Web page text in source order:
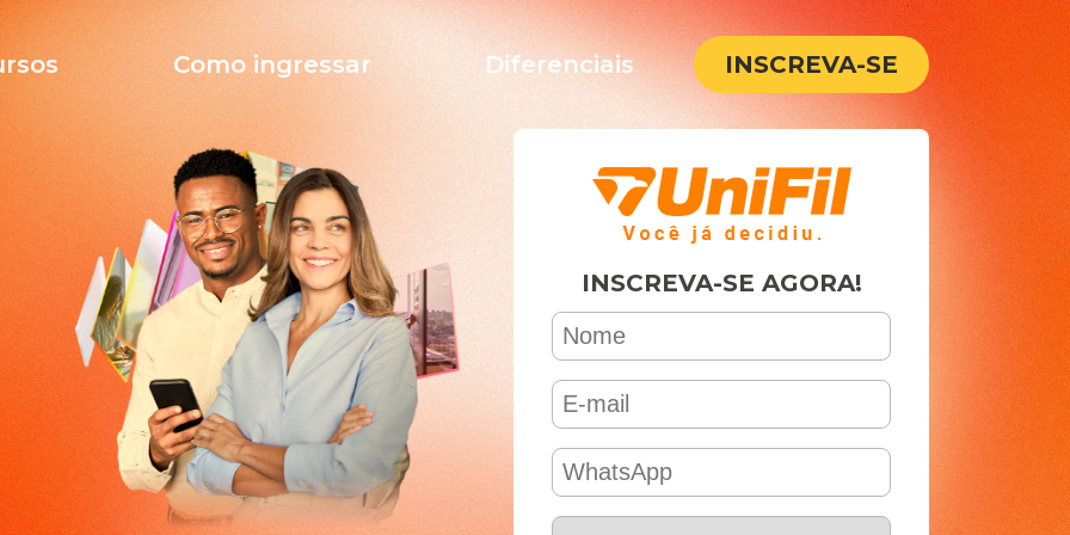
Como ingressar Diferenciais INSCREVA-SE
INSCREVA-SE AGORA!